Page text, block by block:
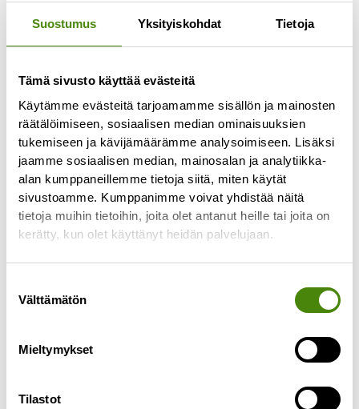
Suostumus Yksityiskohdat Tietoja
Tämä sivusto käyttää evästeitä
Käytämme evästeitä tarjoamamme sisällön ja mainosten
räätälöimiseen, sosiaalisen median ominaisuuksien
tukemiseen ja kävijämäärämme analysoimiseen. Lisäksi
jaamme sosiaalisen median, mainosalan ja analytiikka-
alan kumppaneillemme tietoja siitä, miten käytät
sivustoamme. Kumppanimme voivat yhdistää näitä
tietoja muihin tietoihin, joita olet antanut heille tai joita on
kerätty, kun olet käyttänyt heidän palvelujaan.
valinta
Välttämätön
Mieltymykset
Tilastot
PÄIVITETTY:
Puhelinasiakaspalvelu toimii
27.4.2023
toimivat jälleen ja palvelemme normaalien
aukioloaikojen mukaisesti ma-pe klo 8-15.30.
ei toimi tällä